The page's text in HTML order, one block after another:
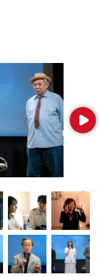
Next